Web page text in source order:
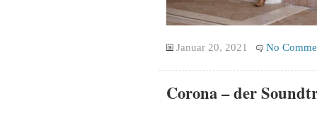
Januar 20, 2021 No
Corona – der